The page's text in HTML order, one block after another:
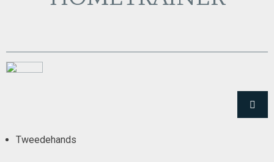
Tweedehands